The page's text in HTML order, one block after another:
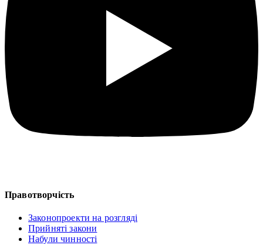
Правотворчість
Законопроекти на розгляді
Прийняті закони
Набули чинності